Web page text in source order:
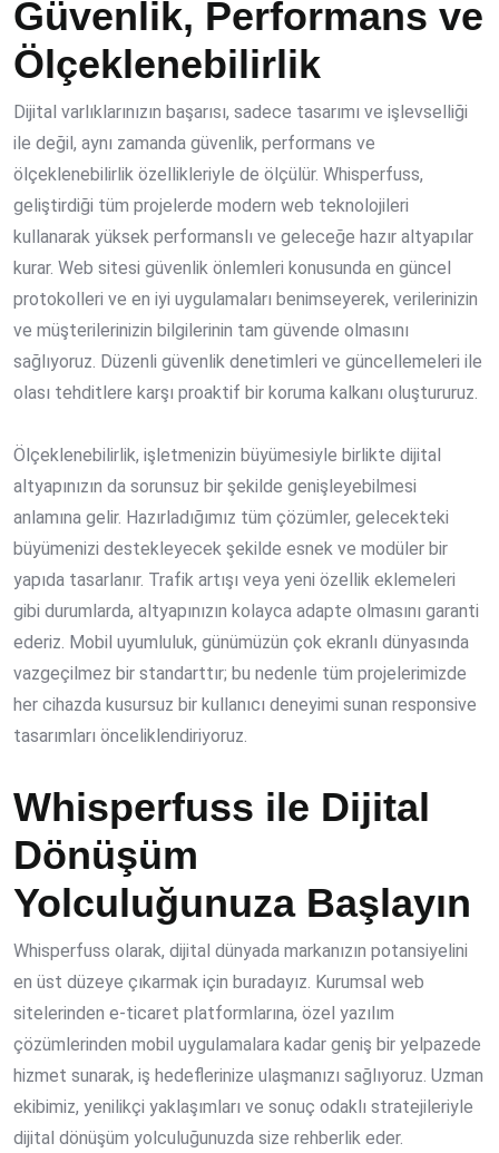
Güvenlik, Performans ve
Ölçeklenebilirlik
Dijital varlıklarınızın başarısı, sadece tasarımı ve işlevselliği
ile değil, aynı zamanda güvenlik, performans ve
ölçeklenebilirlik özellikleriyle de ölçülür. Whisperfuss,
geliştirdiği tüm projelerde modern web teknolojileri
kullanarak yüksek performanslı ve geleceğe hazır altyapılar
kurar. Web sitesi güvenlik önlemleri konusunda en güncel
protokolleri ve en iyi uygulamaları benimseyerek, verilerinizin
ve müşterilerinizin bilgilerinin tam güvende olmasını
sağlıyoruz. Düzenli güvenlik denetimleri ve güncellemeleri ile
olası tehditlere karşı proaktif bir koruma kalkanı oluştururuz.
Ölçeklenebilirlik, işletmenizin büyümesiyle birlikte dijital
altyapınızın da sorunsuz bir şekilde genişleyebilmesi
anlamına gelir. Hazırladığımız tüm çözümler, gelecekteki
büyümenizi destekleyecek şekilde esnek ve modüler bir
yapıda tasarlanır. Trafik artışı veya yeni özellik eklemeleri
gibi durumlarda, altyapınızın kolayca adapte olmasını garanti
ederiz. Mobil uyumluluk, günümüzün çok ekranlı dünyasında
vazgeçilmez bir standarttır; bu nedenle tüm projelerimizde
her cihazda kusursuz bir kullanıcı deneyimi sunan responsive
tasarımları önceliklendiriyoruz.
Whisperfuss ile Dijital
Dönüşüm
Yolculuğunuza Başlayın
Whisperfuss olarak, dijital dünyada markanızın potansiyelini
en üst düzeye çıkarmak için buradayız. Kurumsal web
sitelerinden e-ticaret platformlarına, özel yazılım
çözümlerinden mobil uygulamalara kadar geniş bir yelpazede
hizmet sunarak, iş hedeflerinize ulaşmanızı sağlıyoruz. Uzman
ekibimiz, yenilikçi yaklaşımları ve sonuç odaklı stratejileriyle
dijital dönüşüm yolculuğunuzda size rehberlik eder.